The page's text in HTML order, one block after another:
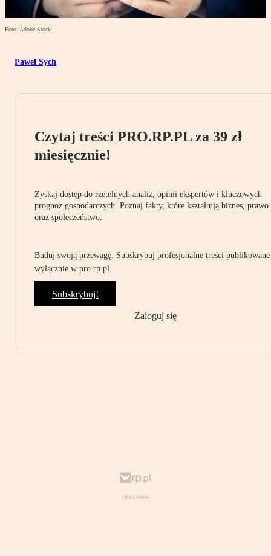
Foto: Adobe Stock
Paweł Sych
Czytaj treści PRO.RP.PL za 39 zł
miesięcznie!
Zyskaj dostęp do rzetelnych analiz, opinii ekspertów i kluczowych
prognoz gospodarczych. Poznaj fakty, które kształtują biznes, prawo
oraz społeczeństwo.
Buduj swoją przewagę. Subskrybuj profesjonalne treści publikowane
wyłącznie w pro.rp.pl.
Subskrybuj!
Zaloguj się